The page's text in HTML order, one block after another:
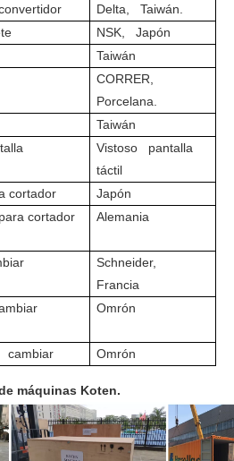
Delta, Taiwán.
NSK, Japón
Taiwán
CORRER,
Porcelana.
Taiwán
Vistoso pantalla
táctil
cortador
Japón
cortador
Alemania
Schneider,
Francia
Omrón
cambiar Omrón
máquinas Koten.